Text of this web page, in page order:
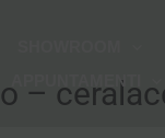
APPUNTAMENTI
–